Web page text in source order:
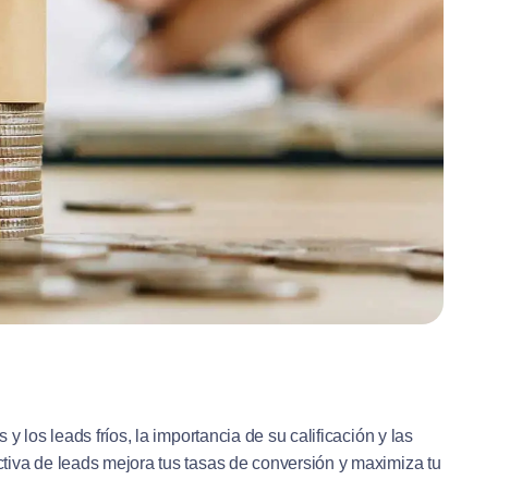
los leads fríos, la importancia de su calificación y las
de leads mejora tus tasas de conversión y maximiza tu